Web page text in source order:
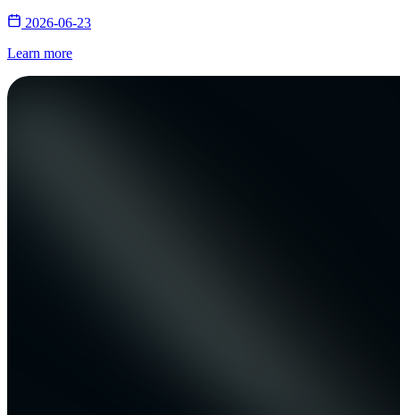
2026-06-23
Learn more